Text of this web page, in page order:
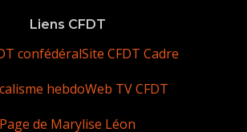
Liens CFDT
confédéralSite CFDT Cadre
hebdoWeb TV CFDT
Page de Marylise Léon